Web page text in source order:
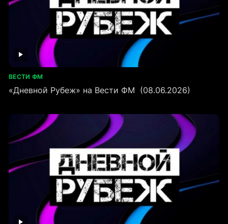
ВЕСТИ ФМ
«Дневной Рубеж» на Вести ФМ (08.06.2026)